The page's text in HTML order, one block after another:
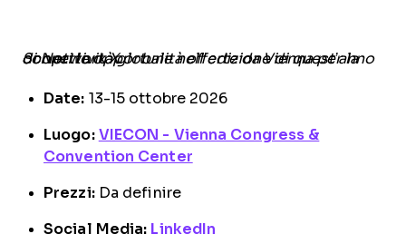
Scopri le opportunità offerte da Vienna per la connettività globale nell’edizione di quest’anno di Network X.
Date: 13-15 ottobre 2026
Luogo: VIECON - Vienna Congress &
Convention Center
Prezzi:Da definire
Social Media: LinkedIn